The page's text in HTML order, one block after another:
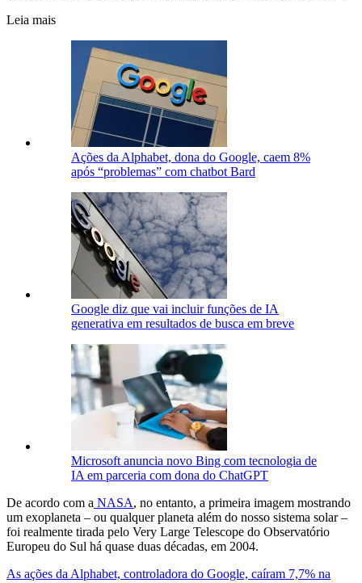
Leia mais
Ações da Alphabet, dona do Google, caem 8%
após “problemas” com chatbot Bard
Google diz que vai incluir funções de IA
generativa em resultados de busca em breve
Microsoft anuncia novo Bing com tecnologia de
IA em parceria com dona do ChatGPT
De acordo com a NASA, no entanto, a primeira imagem mostrando
um exoplaneta – ou qualquer planeta além do nosso sistema solar –
foi realmente tirada pelo Very Large Telescope do Observatório
Europeu do Sul há quase duas décadas, em 2004.
As ações da Alphabet, controladora do Google, caíram 7,7% na